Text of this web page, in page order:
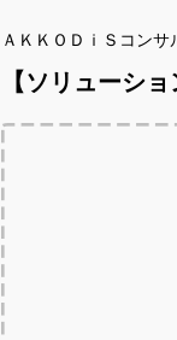
ＡＫＫＯＤｉＳコン
【ソリューシ